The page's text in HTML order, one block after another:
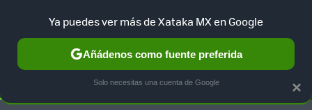
SELECCIÓN GAMING HOME AUTO TERRITORIO
×
Ya puedes ver más de Xataka MX en Google
Añádenos como fuente preferida
Solo necesitas una cuenta de Google